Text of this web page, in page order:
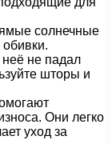
солнечные
не падал
шторы и
Они легко
уход за